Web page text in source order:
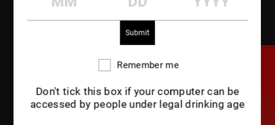
Remember
Remember me
Don't tick this box if your computer can be
accessed by people under legal drinking age